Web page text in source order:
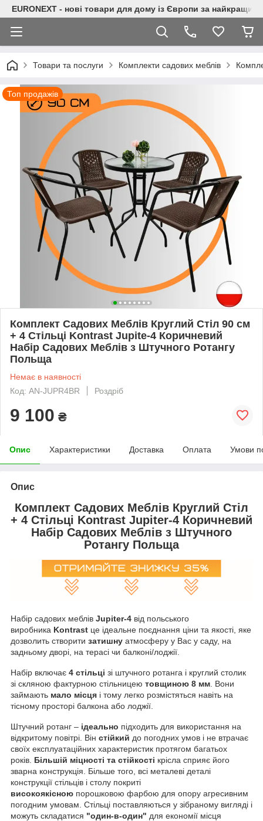
EURONEXT - нові товари для дому із Європи за
Товари та послуги Комплекти садових меблів
Топ продажів
Комплект Садових Меблів Круглий Стіл 90 см
+ 4 Стільці Kontrast Jupite-4 Коричневий
Набір Садових Меблів з Штучного Ротангу
Польща
Немає в наявності
Код: AN-JUPR4BR
Роздріб
9 100 ₴
Опис Характеристики Доставка Оплата Умови
Опис
Комплект Садових Меблів Круглий Стіл
+ 4 Стільці Kontrast Jupiter-4 Коричневий
Набір Садових Меблів з Штучного
Ротангу Польща
Набір садових меблів Jupiter-4 від польського
виробника Kontrast це ідеальне поєднання ціни та якості, яке
дозволить створити затишну атмосферу у Вас у саду, на
задньому дворі, на терасі чи балконі/лоджії.
Набір включає 4 стільці зі штучного ротанга і круглий столик
зі скляною фактурною стільницею товщиною 8 мм . Вони
займають мало місця і тому легко розмістяться навіть на
тісному просторі балкона або лоджії.
Штучний ротанг – ідеально підходить для використання на
відкритому повітрі. Він стійкий до погодних умов і не втрачає
своїх експлуатаційних характеристик протягом багатьох
років. Більшій міцності та стійкості крісла сприяє його
зварна конструкція. Більше того, всі металеві деталі
конструкції стільців і столу покриті
високоякісною порошковою фарбою для опору агресивним
погодним умовам. Стільці поставляються у зібраному вигляді і
можуть складатися "один-в-один" для економії місця